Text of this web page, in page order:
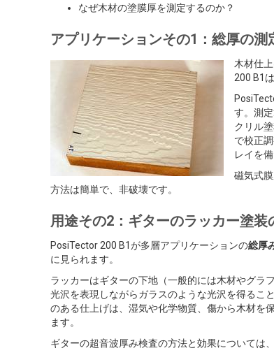
なぜ木材の塗膜厚を測定するのか？
アプリケーションその1：総厚の測
木材仕
200 B1
す。測
クリル
で校正
レイを
磁気式
方法は簡単で、非破壊です。
用途その2：ギターのラッカー塗装
PosiTector 200 B1が多層アプリケーションの総厚
に見られます。
ラッカーはギターの下地（一般的には木材やグラ
光沢を表現しながらガラスのような光沢を得るこ
のある仕上げは、湿気や化学物質、傷から木材を
ます。
ギターの超音波厚み検査の方法と効果については、